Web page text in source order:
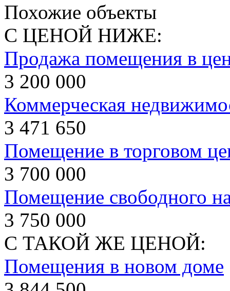
Похожие объекты
С ЦЕНОЙ НИЖЕ:
Продажа помещения в
3 200 000
Коммерческая
3 471 650
Помещение в торговом
3 700 000
Помещение свободного
3 750 000
С ТАКОЙ ЖЕ ЦЕНОЙ:
Помещения в новом доме